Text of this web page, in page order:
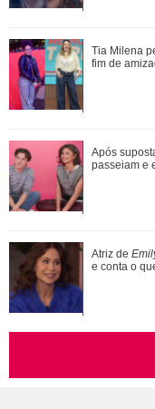
Leonardo
pagamento:
Adam
com elenco
Tia Milena
fim de
Após
passeiam e
Atriz de
e conta o